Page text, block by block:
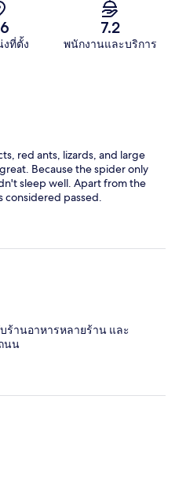
ที่ตั้ง
7.2
พนักงานและบริการ
red ants, lizards, and large
Because the spider only
sleep well. Apart from the
considered passed.
ร้านอาหารหลายร้าน และ
นน